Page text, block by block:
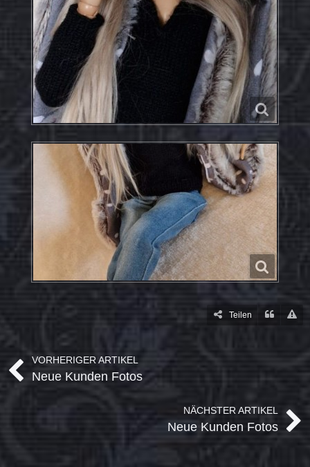
Teilen
VORHERIGER ARTIKEL
Neue Kunden Fotos
NÄCHSTER ARTIKEL
Neue Kunden Fotos